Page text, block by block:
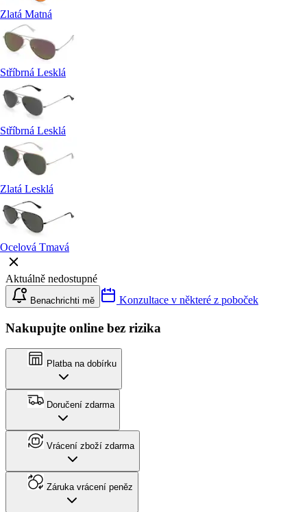
Zlatá Matná
Stříbrná Lesklá
Stříbrná Lesklá
Zlatá Lesklá
Ocelová Tmavá
Aktuálně nedostupné
Benachrichti mě Konzultace v některé z poboček
Nakupujte online bez rizika
Platba na dobírku
Doručení zdarma
Vrácení zboží zdarma
Záruka vrácení peněz